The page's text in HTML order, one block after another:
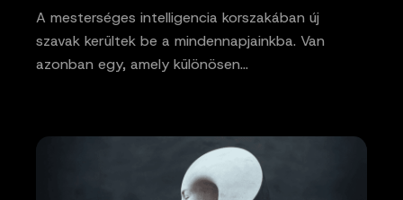
A mesterséges intelligencia korszakában új
szavak kerültek be a mindennapjainkba. Van
azonban egy, amely különösen…